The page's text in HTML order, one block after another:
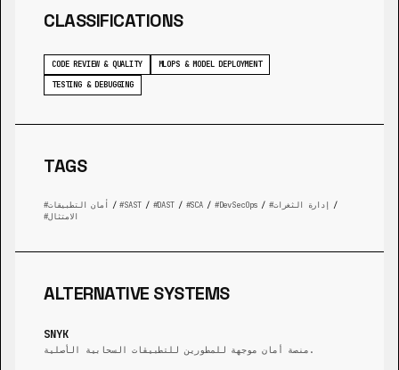
CLASSIFICATIONS
CODE REVIEW & QUALITY
MLOPS & MODEL DEPLOYMENT
TESTING & DEBUGGING
TAGS
أمان التطبيقات / SAST / DAST / SCA / DevSecOps / إدارة الثغرات /
الامتثال
ALTERNATIVE SYSTEMS
SNYK
منصة أمان موجهة للمطورين للتطبيقات السحابية الأصلية.